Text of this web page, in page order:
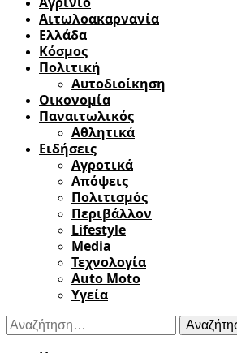
Αιτωλοακαρνανία
Ελλάδα
Κόσμος
Πολιτική
Αυτοδιοίκηση
Οικονομία
Παναιτωλικός
Αθλητικά
Ειδήσεις
Αγροτικά
Απόψεις
Πολιτισμός
Περιβάλλον
Lifestyle
Media
Τεχνολογία
Auto Moto
Υγεία
Αναζήτηση
για: